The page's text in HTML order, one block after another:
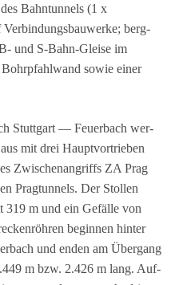
Bahn­tun­nels (1 x
berg­
und S‑Bahn-Gleise im
sowie einer
Stutt­gart — Feu­er­bach wer­
mit drei Haupt­vor­trie­ben
Zwi­schen­an­griffs ZA Prag
Prag­tun­nels. Der Stol­len
319 m und ein Gefälle von
begin­nen hin­ter
und enden am Über­gang
m bzw. 2.426 m lang. Auf­